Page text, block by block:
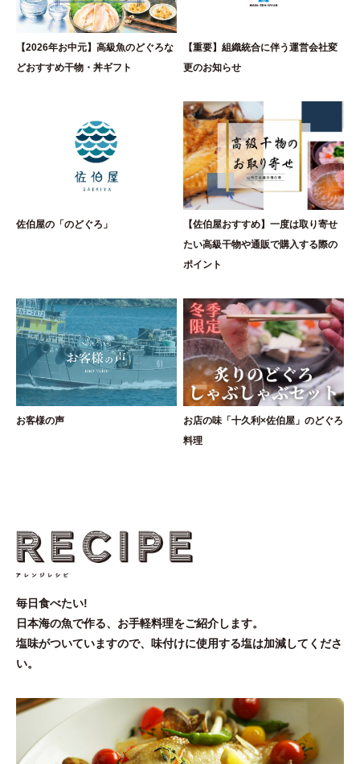
【2026年お中元】高級魚のどぐろな
どおすすめ干物・丼ギフト
【重要】組織統合に伴う運営会社変
更のお知らせ
佐伯屋の「のどぐろ」
【佐伯屋おすすめ】一度は取り寄せ
たい高級干物や通販で購入する際の
ポイント
お客様の声
お店の味「十久利×佐伯屋」のどぐろ
料理
毎日食べたい!
日本海の魚で作る、お手軽料理をご紹介します。
塩味がついていますので、味付けに使用する塩は加減してくださ
い。